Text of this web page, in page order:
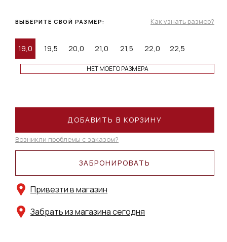
ВЫБЕРИТЕ СВОЙ РАЗМЕР: Как узнать размер?
19,0 19,5 20,0 21,0 21,5 22,0 22,5
НЕТ МОЕГО РАЗМЕРА
ЗАБРОНИРОВАТЬ
Привезти в магазин
Забрать из магазина сегодня
ДОБАВИТЬ В КОРЗИНУ
Возникли проблемы с заказом?